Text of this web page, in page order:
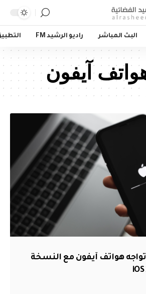
البث المباشر راديو الرشيد FM
آيفون
هواتف آيفون مع النسخة